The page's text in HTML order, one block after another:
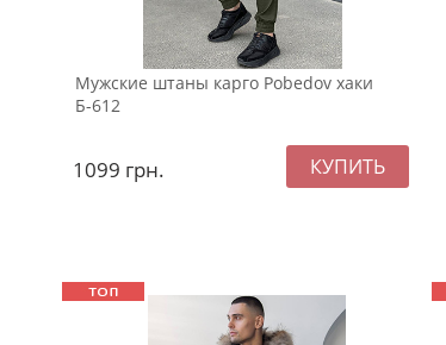
Мужские штаны карго Pobedov хаки
Б-612
1099 грн.